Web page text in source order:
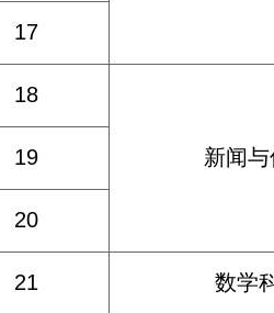
17
18
新闻
19
20
21 数学